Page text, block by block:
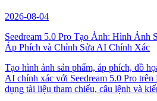
2026-08-04
Seedream 5.0 Pro Tạo Ảnh: Hình Ảnh
Áp Phích và Chỉnh Sửa AI Chính Xác
Tạo hình ảnh sản phẩm, áp phích, đồ
AI chính xác với Seedream 5.0 Pro
dụng tài liệu tham chiếu, câu lệnh và